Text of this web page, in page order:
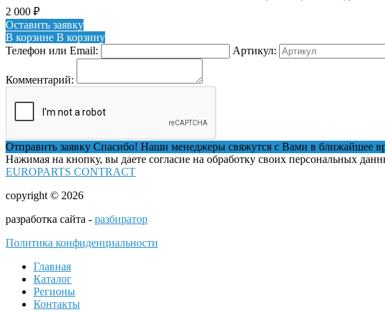
2 000 ₽
Оставить заявку
В корзине В корзину
Телефон или Email:
Артикул:
Комментарий:
Отправить заявку Спасибо! Наши менеджеры свяжутся с Вами в ближайшее
Нажимая на кнопку, вы даете согласие на обработку своих персональных
EUROPARTS CONTRACT
copyright © 2026
разработка сайта - разбиратор
Политика конфиденциальности
Главная
Каталог
Регионы
Контакты